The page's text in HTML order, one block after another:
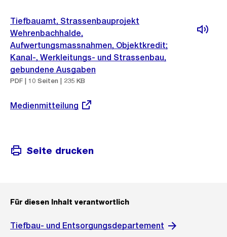
Tiefbauamt, Strassenbauprojekt
Wehrenbachhalde,
Aufwertungsmassnahmen, Objektkredit;
Kanal-, Werkleitungs- und Strassenbau,
gebundene Ausgaben
PDF | 10 Seiten | 235 KB
Externer
Medienmitteilung
Seite drucken
Für diesen Inhalt verantwortlich
Tiefbau- und Entsorgungsdepartement